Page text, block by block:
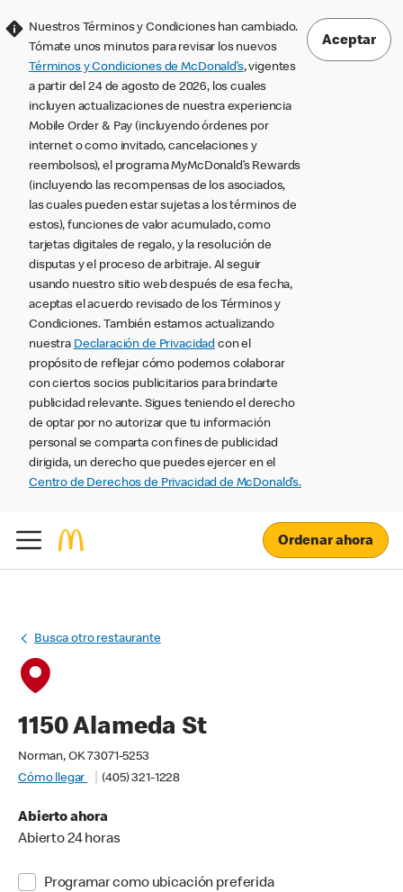
Nuestros Términos y Condiciones han cambiado.
Tómate unos minutos para revisar los nuevos
Términos y Condiciones de McDonald’s, vigentes
a partir del 24 de agosto de 2026, los cuales
incluyen actualizaciones de nuestra experiencia
Mobile Order & Pay (incluyendo órdenes por
internet o como invitado, cancelaciones y
reembolsos), el programa MyMcDonald’s Rewards
(incluyendo las recompensas de los asociados,
las cuales pueden estar sujetas a los términos de
estos), funciones de valor acumulado, como
tarjetas digitales de regalo, y la resolución de
disputas y el proceso de arbitraje. Al seguir
usando nuestro sitio web después de esa fecha,
aceptas el acuerdo revisado de los Términos y
Condiciones. También estamos actualizando
nuestra Declaración de Privacidad con el
propósito de reflejar cómo podemos colaborar
con ciertos socios publicitarios para brindarte
publicidad relevante. Sigues teniendo el derecho
de optar por no autorizar que tu información
personal se comparta con fines de publicidad
dirigida, un derecho que puedes ejercer en el
Centro de Derechos de Privacidad de McDonald’s.
Aceptar
Ordenar ahora
Busca otro restaurante
1150 Alameda St
Norman, OK 73071-5253
Cómo llegar
(405) 321-1228
Abierto ahora
Abierto 24 horas
Programar como ubicación preferida